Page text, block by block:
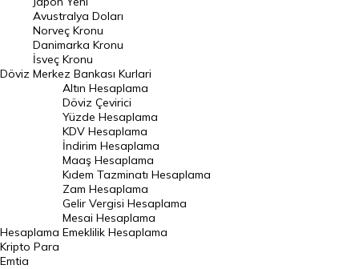
Danimarka Kronu Kuru
Kanada Doları Kuru
Norveç Kronu Kuru
İsveç Kronu Kuru
Japon Yeni Kuru
Serbest Piyasa Döviz Kurları
Merkez Bankası Döviz Kurları
Altın Fiyatları
Gram Altın Fiyatı
Döviz
Avustralya Doları
Norveç Kronu
Danimarka Kronu
İsveç Kronu
Merkez Bankası Kurlari
Hesaplama
Altın Hesaplama
Döviz Çevirici
Yüzde Hesaplama
KDV Hesaplama
İndirim Hesaplama
Maaş Hesaplama
Kıdem Tazminatı Hesaplama
Zam Hesaplama
Gelir Vergisi Hesaplama
Mesai Hesaplama
Emeklilik Hesaplama
Kripto Para
Emtia